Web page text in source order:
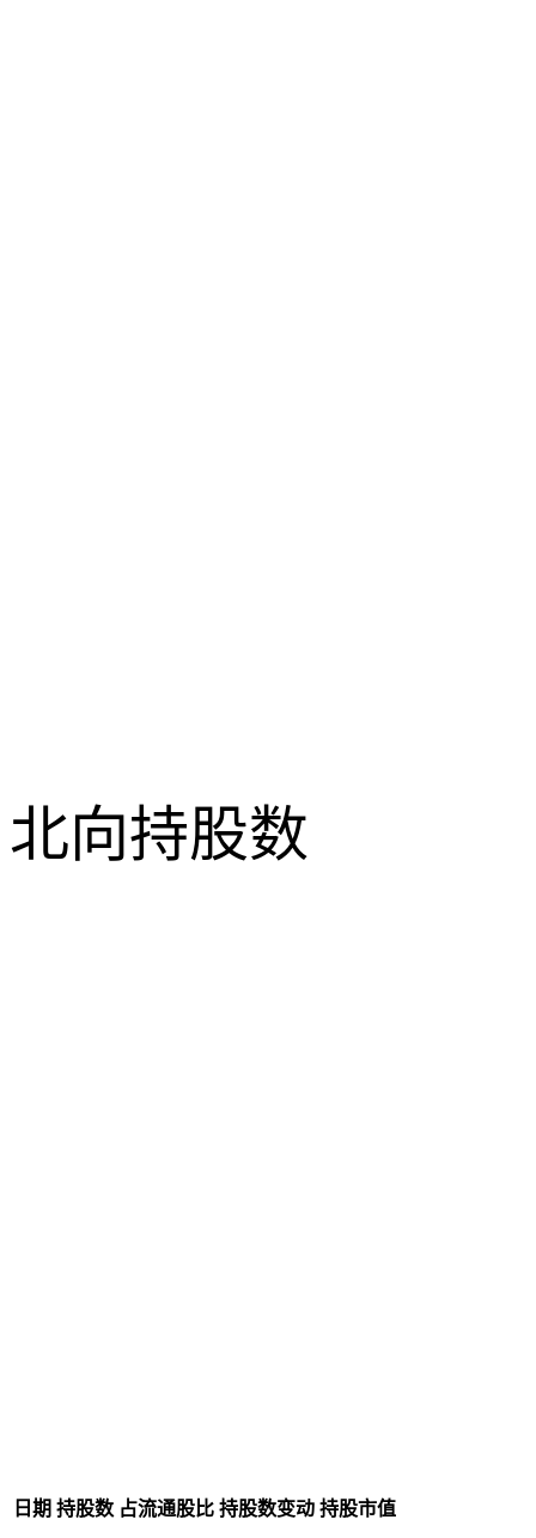
北向持股数
日期 持股数 占流通股比 持股数变动 持股市值